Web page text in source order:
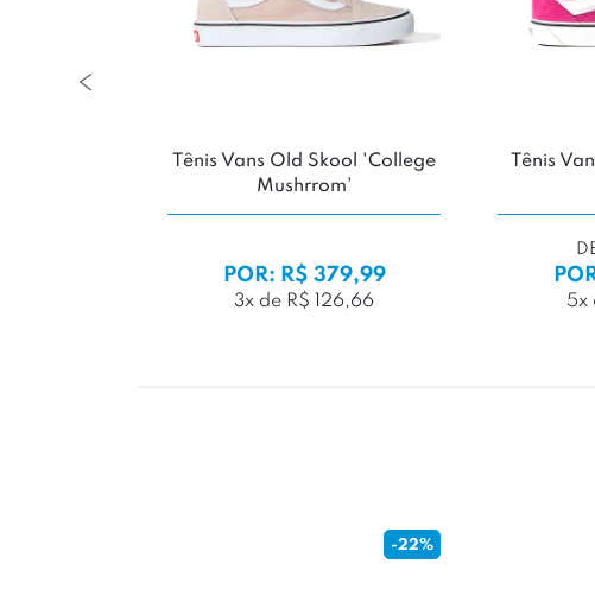
Tênis Vans Old Skool 'College
Mushrrom'
POR: R$ 379,99
3x de R$ 126,66
Tênis
5x
-22%